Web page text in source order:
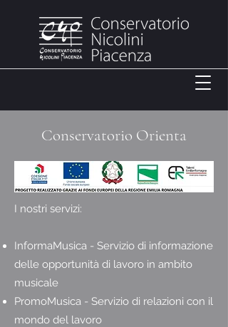
Conservatorio Orienta
I nostri servizi:
InformaMusica - Servizio di informazione
delle opportunità di lavoro in ambito
musicale
PromoMusica - Servizio di relazioni con il
mondo del lavoro